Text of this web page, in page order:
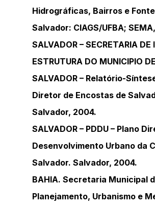
Hidrográficas, Bairros e
Salvador: CIAGS/UFBA;
SALVADOR – SECRETARIA DE
ESTRUTURA DO MUNICIPIO DE
SALVADOR – Relatório-
Diretor de Encostas de
Salvador, 2004.
SALVADOR – PDDU – Plano
Desenvolvimento Urbano da
Salvador. Salvador, 2004.
BAHIA. Secretaria Municipal
Planejamento, Urbanismo e